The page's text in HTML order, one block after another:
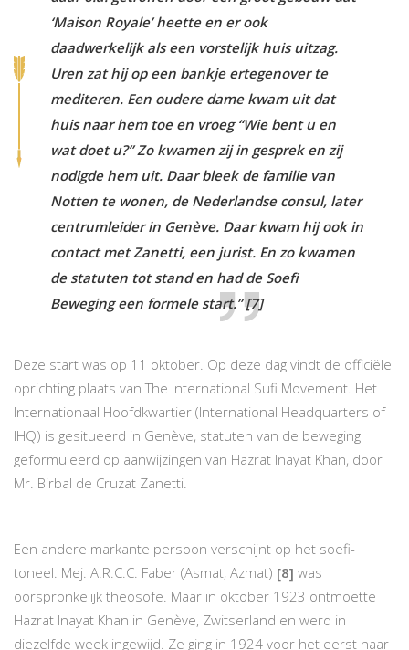
‘Maison Royale’ heette en er ook
daadwerkelijk als een vorstelijk huis uitzag.
Uren zat hij op een bankje ertegenover te
mediteren. Een oudere dame kwam uit dat
huis naar hem toe en vroeg “Wie bent u en
wat doet u?” Zo kwamen zij in gesprek en zij
nodigde hem uit. Daar bleek de familie van
Notten te wonen, de Nederlandse consul, later
centrumleider in Genève. Daar kwam hij ook in
contact met Zanetti, een jurist. En zo kwamen
de statuten tot stand en had de Soefi
Beweging een formele start.”[7]
Deze start was op 11 oktober. Op deze dag vindt de officiële
oprichting plaats van The International Sufi Movement. Het
Internationaal Hoofdkwartier (International Headquarters of
IHQ) is gesitueerd in Genève, statuten van de beweging
geformuleerd op aanwijzingen van Hazrat Inayat Khan, door
Mr. Birbal de Cruzat Zanetti.
Een andere markante persoon verschijnt op het soefi-
toneel. Mej. A.R.C.C. Faber (Asmat, Azmat) [8] was
oorspronkelijk theosofe. Maar in oktober 1923 ontmoette
Hazrat Inayat Khan in Genève, Zwitserland en werd in
diezelfde week ingewijd. Ze ging in 1924 voor het eerst naar